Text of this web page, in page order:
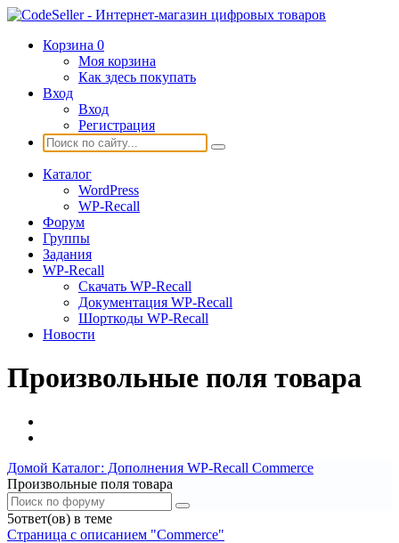
Корзина 0
Моя корзина
Как здесь покупать
Вход
Вход
Регистрация
Каталог
WordPress
WP-Recall
Форум
Группы
Задания
WP-Recall
Скачать WP-Recall
Документация WP-Recall
Шорткоды WP-Recall
Новости
Произвольные поля товара
Домой Каталог: Дополнения WP-Recall Commerce
Произвольные поля товара
5ответ(ов) в теме
Страница c описанием "Commerce"